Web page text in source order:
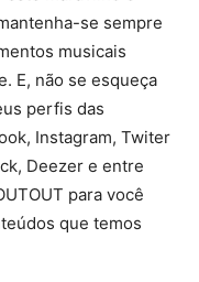
se sempre
musicais
E, não se esqueça
perfis das
Instagram, Twiter
Deezer e entre
para você
que temos